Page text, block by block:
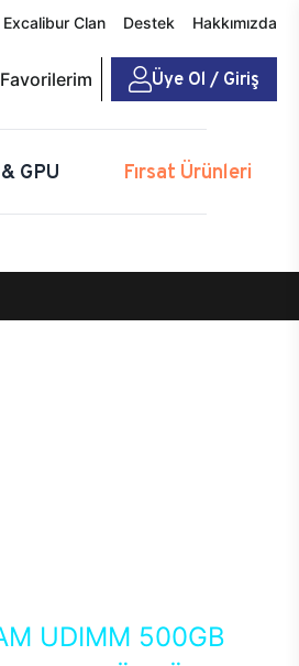
Excalibur Clan Destek Hakkımızda
Favorilerim Üye Ol / Giriş
GPU Fırsat Ürünleri
UDIMM 500GB